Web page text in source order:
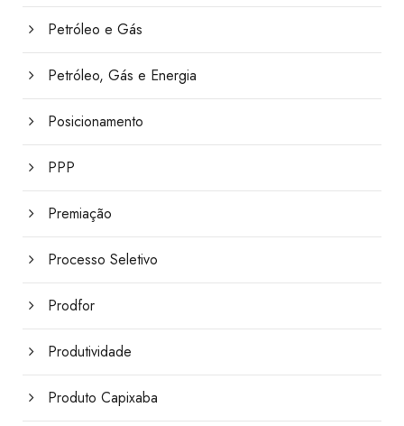
Petróleo e Gás
Petróleo, Gás e Energia
Posicionamento
PPP
Premiação
Processo Seletivo
Prodfor
Produtividade
Produto Capixaba